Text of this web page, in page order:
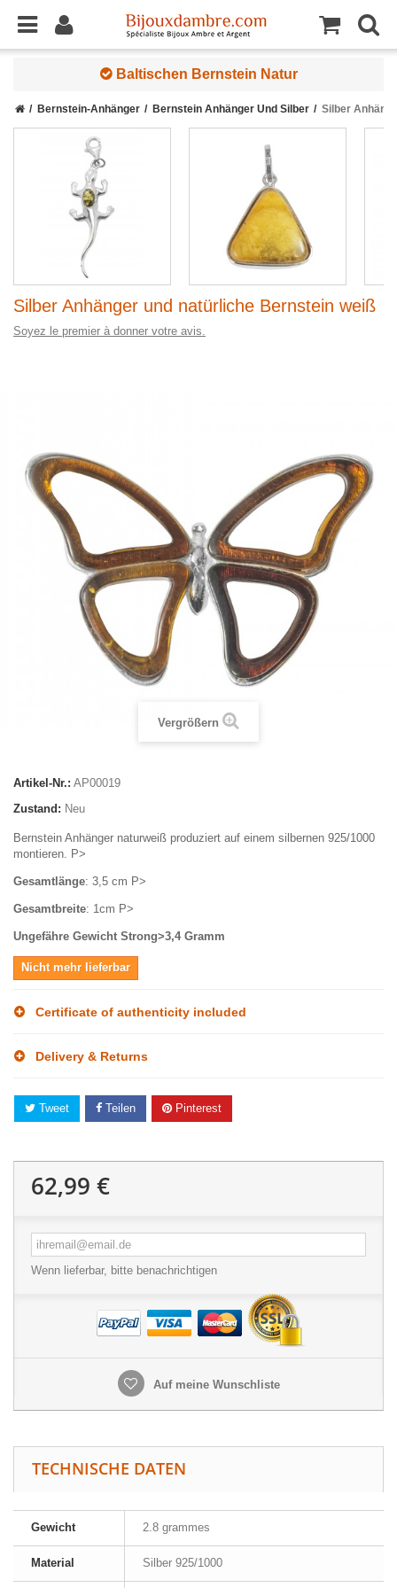
Baltischen Bernstein Natur
Bernstein-Anhänger Bernstein Anhänger Und Silber Silber
Silber Anhänger und natürliche Bernstein weiß
Soyez le premier à donner votre avis.
Vergrößern
Artikel-Nr.: AP00019
Zustand: Neu
Bernstein Anhänger naturweiß produziert auf einem silbernen 925/1000
montieren. P>
Gesamtlänge: 3,5 cm P>
Gesamtbreite: 1cm P>
Ungefähre Gewicht Strong>3,4 Gramm
Nicht mehr lieferbar
Certificate of authenticity included
Delivery & Returns
Tweet Teilen Pinterest
62,99 €
Wenn lieferbar, bitte benachrichtigen
Auf meine Wunschliste
TECHNISCHE DATEN
Gewicht 2.8 grammes
Material Silber 925/1000